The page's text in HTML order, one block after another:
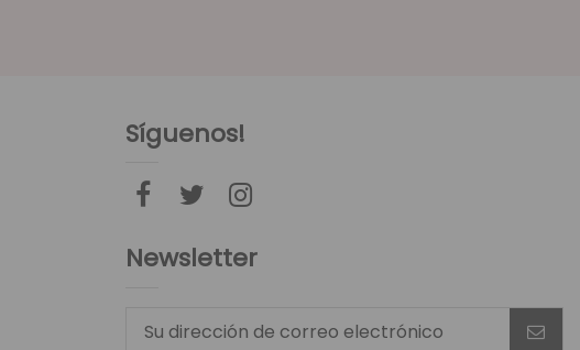
Síguenos!
Newsletter